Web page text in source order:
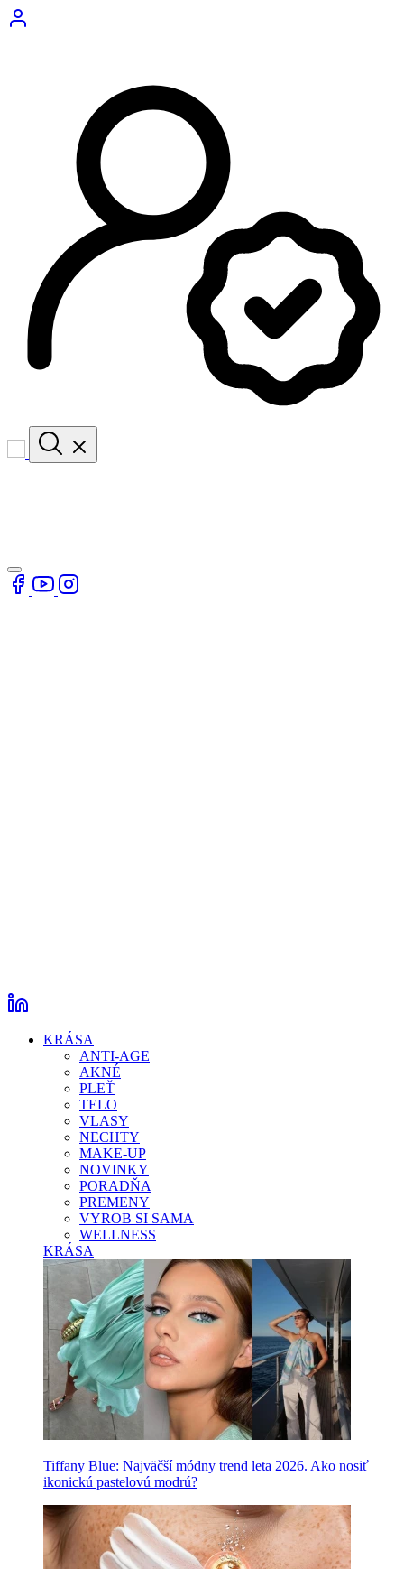
KRÁSA
ANTI-AGE
AKNÉ
PLEŤ
TELO
VLASY
NECHTY
MAKE-UP
NOVINKY
PORADŇA
PREMENY
VYROB SI SAMA
WELLNESS
KRÁSA
Tiffany Blue: Najväčší módny trend leta 2026. Ako nosiť
ikonickú pastelovú modrú?